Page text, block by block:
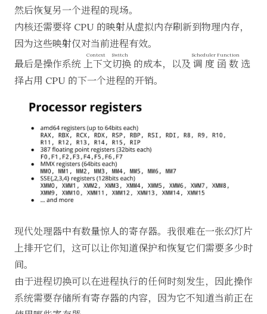
然后恢复另一个进程的现场。
内核还需要将 CPU 的映射从虚拟内存刷新到物理内存，
因为这些映射仅对当前进程有效。
最后是操作系统
上下文切换
Context Switch
的成本，以及 调度函数
Scheduler Function
选
择占用 CPU 的下一个进程的开销。
现代处理器中有数量惊人的寄存器。我很难在一张幻灯片
上排开它们，这可以让你知道保护和恢复它们需要多少时
间。
由于进程切换可以在进程执行的任何时刻发生，因此操作
系统需要存储所有寄存器的内容，因为它不知道当前正在